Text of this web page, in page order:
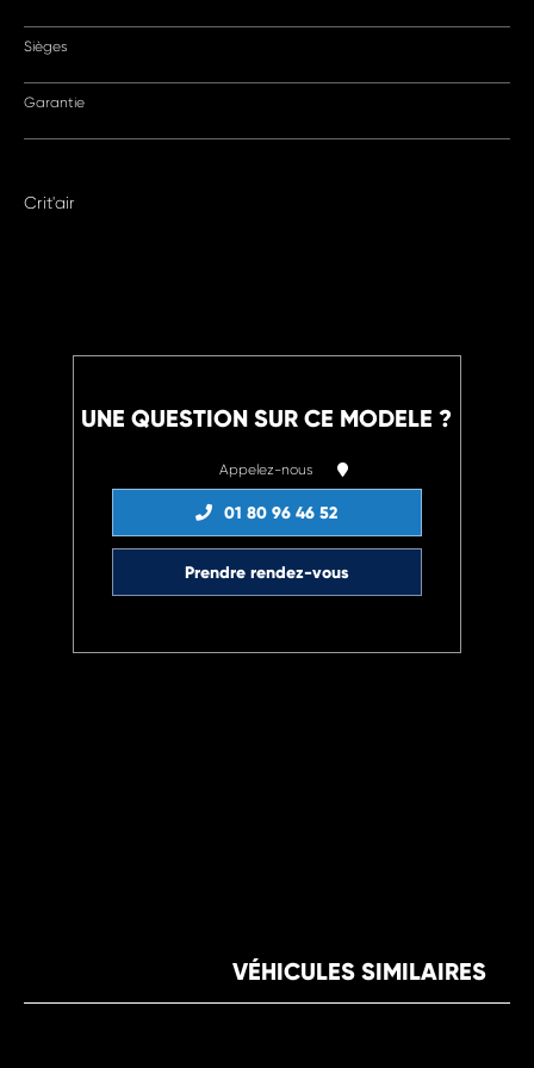
Sièges
Garantie
Crit'air
UNE QUESTION SUR CE MODELE ?
Appelez-nous
01 80 96 46 52
Prendre rendez-vous
VÉHICULES SIMILAIRES